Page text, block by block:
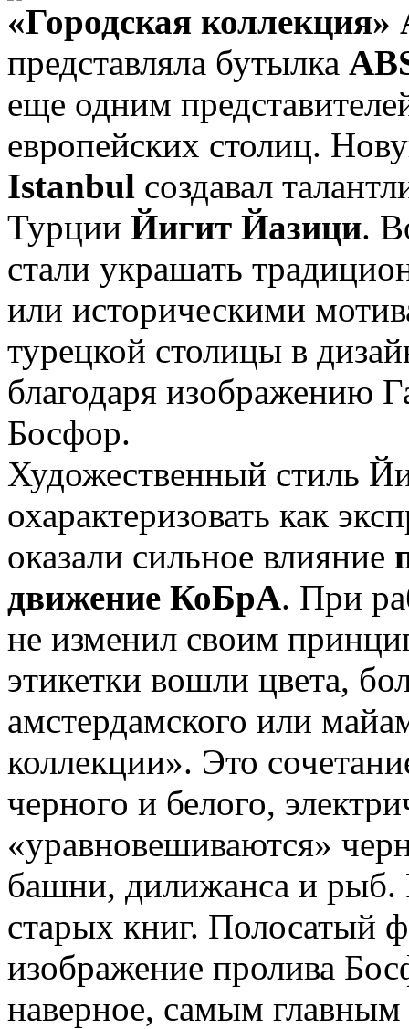
«Городская
представляла бутылка
еще одним
европейских столиц.
Istanbul создавал
Турции Йигит Йазици.
стали украшать
или историческими
турецкой столицы в
благодаря изображению
Босфор.
Художественный стиль
охарактеризовать как
оказали сильное влияние
движение КоБрА. При
не изменил своим
этикетки вошли цвета,
амстердамского или
коллекции». Это
черного и белого,
«уравновешиваются»
башни, дилижанса и рыб.
старых книг. Полосатый
изображение пролива
наверное, самым